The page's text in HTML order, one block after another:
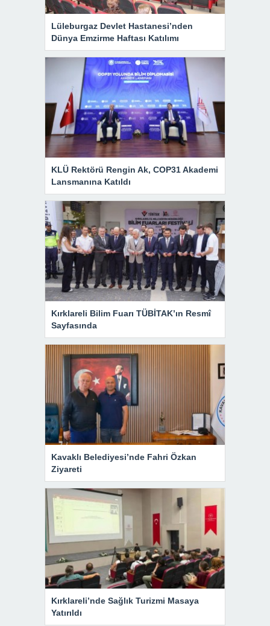
Lüleburgaz Devlet Hastanesi’nden
Dünya Emzirme Haftası Katılımı
KLÜ Rektörü Rengin Ak, COP31 Akademi
Lansmanına Katıldı
Kırklareli Bilim Fuarı TÜBİTAK’ın Resmî
Sayfasında
Kavaklı Belediyesi’nde Fahri Özkan
Ziyareti
Kırklareli’nde Sağlık Turizmi Masaya
Yatırıldı